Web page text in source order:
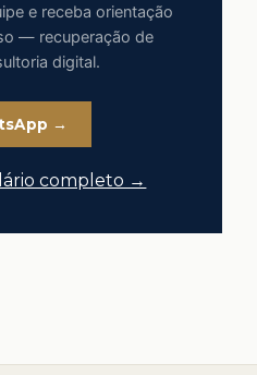
e receba orientação
— recuperação de
digital.
→
completo →